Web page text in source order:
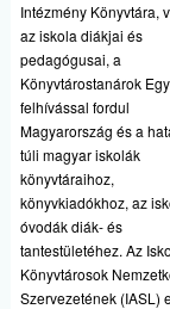
Intézmény Könyvtára,
az iskola diákjai és
pedagógusai, a
Könyvtárostanárok
felhívással fordul
Magyarország és a
túli magyar iskolák
könyvtáraihoz,
könyvkiadókhoz, az
óvodák diák- és
tantestületéhez. Az
Könyvtárosok
Szervezetének (IASL)